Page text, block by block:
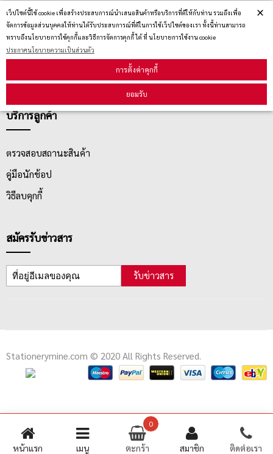
หน้าแรก เมนู
0
ตะกร้า สมาชิก ติดต่อเรา
เว็ปไซต์นี้ใช้ cookie เพื่อสร้างประสบการณ์นำเสนอสินค้าหรือบริการที่ดีให้กับท่าน รวมถึงเพื่อ
จัดการข้อมูลส่วนบุคคลให้ท่านได้รับประสบการณ์ที่ดีในการใช้เว็ปไซต์ของเรา ทั้งนี้ท่านสามารถ
ทราบถึงนโยบายการใช้คุกกี้และวิธีการจัดการคุกกี้ ได้ ที่ นโยบายการใช้งาน cookie
ประกาศนโยบายความเป็นส่วนตัว
การตั้งค่าคุกกี้
ยอมรับ
×
ติดต่อเรา
ประกาศนโยบายความเป็นส่วนตัว
นโยบายการจัดส่ง
นโยบายการเปลี่ยน/คืน สินค้า
บริการลูกค้า
ตรวจสอบสถานะสินค้า
คู่มือนักช้อป
วิธีลบคุกกี้
สมัครรับข่าวสาร
รับข่าวสาร
Stationerymine.com © 2020 All Rights Reserved.